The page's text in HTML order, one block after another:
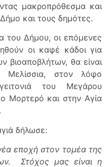
μακροπρόθεσμα και
και τους δημότες.
Δήμου, οι επόμενες
οι καφέ κάδοι για
βιοαποβλήτων, θα είναι
στον λόφο
του Μεγάρου
Μορτερό και στην Αγία
δήλωσε:
εποχή στον τομέα της
Στόχος μας είναι η